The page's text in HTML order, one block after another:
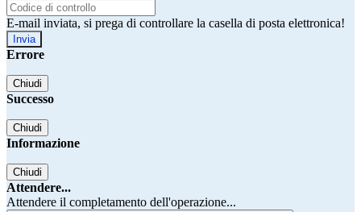
E-mail inviata, si prega di controllare la casella di posta elettronica!
Errore
Chiudi
Successo
Chiudi
Informazione
Chiudi
Attendere...
Attendere il completamento dell'operazione...